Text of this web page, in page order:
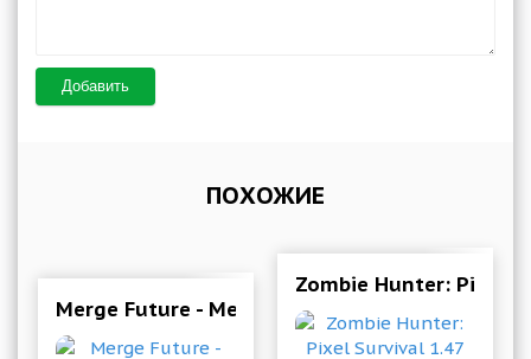
Добавить
ПОХОЖИЕ
Merge Future - Merge And Build 1.0.122 (Mod
Zombie Hunter: Pixel